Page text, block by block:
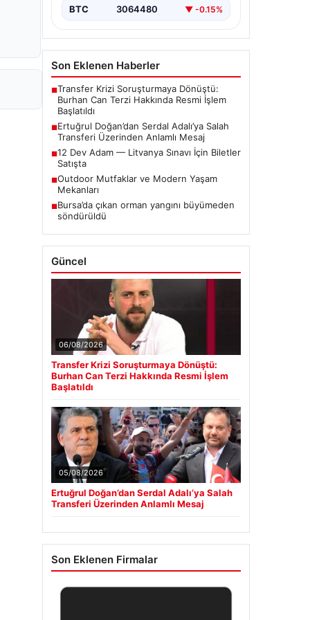
BTC 3064480 ▼ -0.15%
Son Eklenen Haberler
■Transfer Krizi Soruşturmaya Dönüştü:
Burhan Can Terzi Hakkında Resmi İşlem
Başlatıldı
■Ertuğrul Doğan’dan Serdal Adalı’ya Salah
Transferi Üzerinden Anlamlı Mesaj
■12 Dev Adam — Litvanya Sınavı İçin Biletler
Satışta
■Outdoor Mutfaklar ve Modern Yaşam
Mekanları
■Bursa’da çıkan orman yangını büyümeden
söndürüldü
Güncel
06/08/2026
Transfer Krizi Soruşturmaya Dönüştü:
Burhan Can Terzi Hakkında Resmi İşlem
Başlatıldı
05/08/2026
Ertuğrul Doğan’dan Serdal Adalı’ya Salah
Transferi Üzerinden Anlamlı Mesaj
Son Eklenen Firmalar